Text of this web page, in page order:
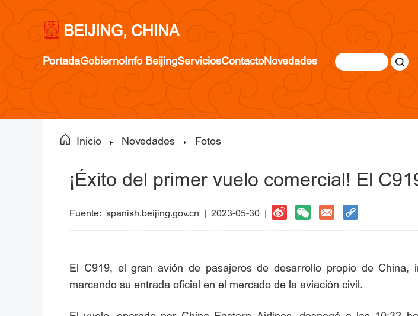
BEIJING, CHINA
PortadaGobiernoInfo BeijingServiciosContactoNovedades
Inicio Novedades Fotos
¡Éxito del primer vuelo comercial! El
Fuente: spanish.beijing.gov.cn | 2023-05-30 |
El C919, el gran avión de pasajeros de desarrollo propio de China,
marcando su entrada oficial en el mercado de la aviación civil.